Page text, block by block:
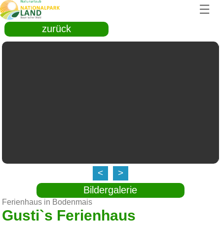
☰
zurück
< >
Bildergalerie
Ferienhaus in Bodenmais
Gusti`s Ferienhaus